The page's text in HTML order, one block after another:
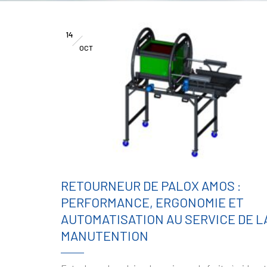
14
OCT
RETOURNEUR DE PALOX AMOS :
PERFORMANCE, ERGONOMIE ET
AUTOMATISATION AU SERVICE DE
MANUTENTION